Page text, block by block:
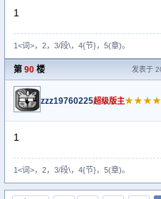
1
1<词>，2，3/段\，4{节}，5(章)。
第 90 楼 发表于
zzz19760225超级版主★★★★
1
1<词>，2，3/段\，4{节}，5(章)。